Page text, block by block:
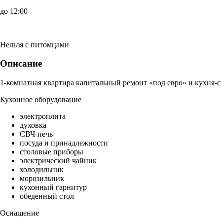
до 12:00
Нельзя с питомцами
Описание
1-комнатная квартира капитальный ремонт «под евро» и кухня-
Кухонное оборудование
электроплита
духовка
СВЧ-печь
посуда и принадлежности
столовые приборы
электрический чайник
холодильник
морозильник
кухонный гарнитур
обеденный стол
Оснащение